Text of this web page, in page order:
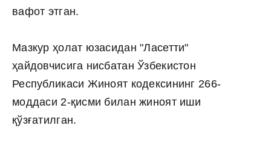
вафот этган.
Мазкур ҳолат юзасидан "Ласетти"
ҳайдовчисига нисбатан Ўзбекистон
Республикаси Жиноят кодексининг 266-
моддаси 2-қисми билан жиноят иши
қўзғатилган.